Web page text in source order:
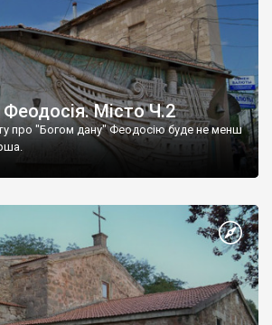
Місто Ч.2
про "Богом дану" Феодосію буде не менш